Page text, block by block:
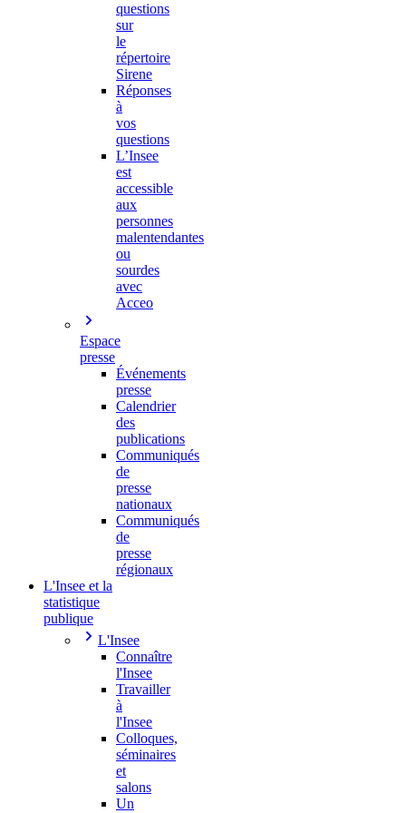
questions
sur
le
répertoire
Sirene
Réponses
à
vos
questions
L’Insee
est
accessible
aux
personnes
malentendantes
ou
sourdes
avec
Acceo
Espace
presse
Événements
presse
Calendrier
des
publications
Communiqués
de
presse
nationaux
Communiqués
de
presse
régionaux
L'Insee et la
statistique
publique
L'Insee
Connaître
l'Insee
Travailler
à
l'Insee
Colloques,
séminaires
et
salons
Un